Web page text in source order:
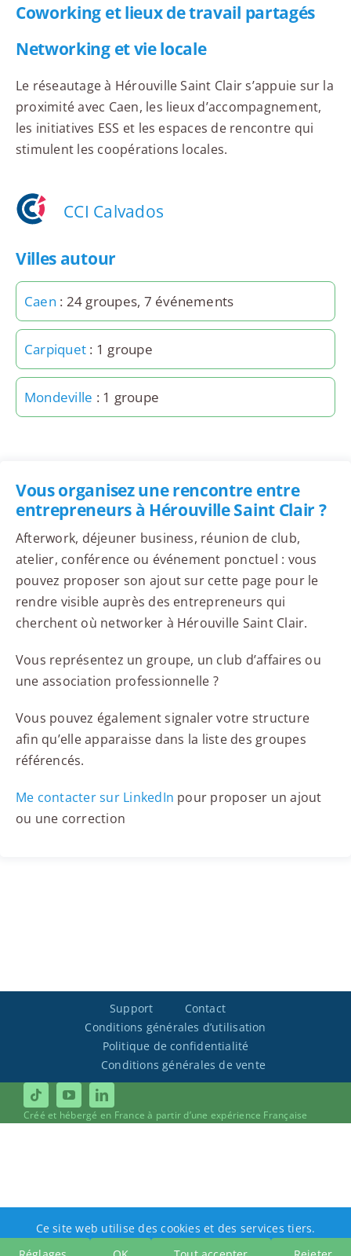
Coworking et lieux de travail partagés
Networking et vie locale
Le réseautage à Hérouville Saint Clair s’appuie sur la
proximité avec Caen, les lieux d’accompagnement,
les initiatives ESS et les espaces de rencontre qui
stimulent les coopérations locales.
CCI Calvados
Villes autour
Caen : 24 groupes, 7 événements
Carpiquet : 1 groupe
Mondeville : 1 groupe
Vous organisez une rencontre entre
entrepreneurs à Hérouville Saint Clair ?
Afterwork, déjeuner business, réunion de club,
atelier, conférence ou événement ponctuel : vous
pouvez proposer son ajout sur cette page pour le
rendre visible auprès des entrepreneurs qui
cherchent où networker à Hérouville Saint Clair.
Vous représentez un groupe, un club d’affaires ou
une association professionnelle ?
Vous pouvez également signaler votre structure
afin qu’elle apparaisse dans la liste des groupes
référencés.
Me contacter sur LinkedIn pour proposer un ajout
ou une correction
Support
Contact
Conditions générales d’utilisation
Politique de confidentialité
Conditions générales de vente
Créé et hébergé en France à partir d’une expérience Française
Ce site web utilise des cookies et des services tiers.